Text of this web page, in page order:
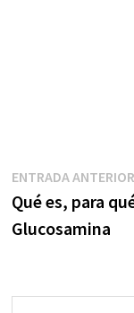
Navegación
de
ENTRADA ANTERIOR
Qué es, para
Glucosamina